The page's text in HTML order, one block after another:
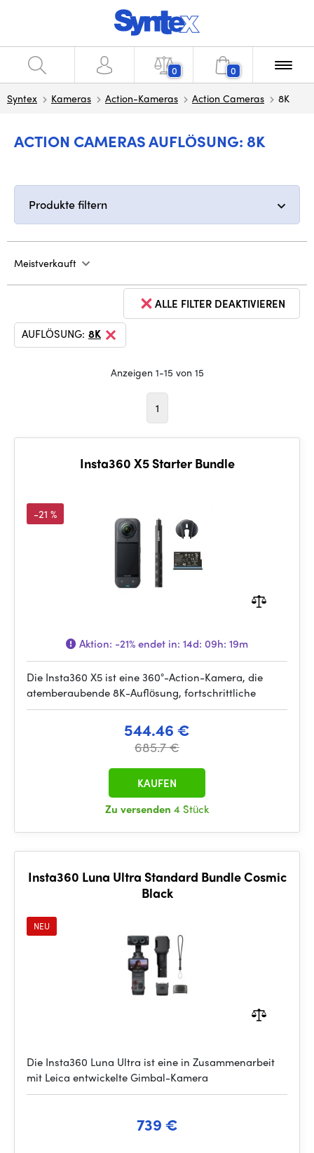
0 0
Syntex Kameras Action-Kameras Action Cameras 8K
ACTION CAMERAS AUFLÖSUNG: 8K
Produkte filtern
Meistverkauft
ALLE FILTER DEAKTIVIEREN
AUFLÖSUNG: 8K
Anzeigen 1-15 von 15
1
Insta360 X5 Starter Bundle
-21 %
Aktion: -21%endet in: 14d: 09h: 19m
Die Insta360 X5 ist eine 360°-Action-Kamera, die
atemberaubende 8K-Auflösung, fortschrittliche
544.46 €
685.7 €
Zu versenden 4 Stück
KAUFEN
Insta360 Luna Ultra Standard Bundle Cosmic
Black
NEU
Die Insta360 Luna Ultra ist eine in Zusammenarbeit
mit Leica entwickelte Gimbal-Kamera
739 €